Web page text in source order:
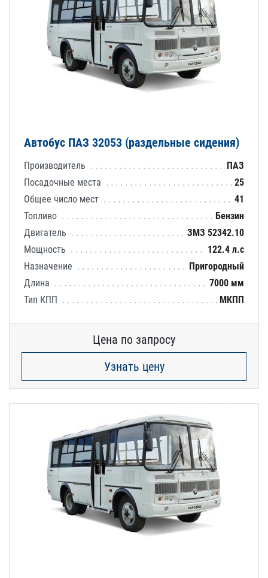
Автобус ПАЗ 32053 (раздельные сидения)
Производитель
ПАЗ
Посадочные места
25
Общее число мест
41
Топливо
Бензин
Двигатель
ЗМЗ 52342.10
Мощность
122.4 л.с
Назначение
Пригородный
Длина
7000 мм
Тип КПП
МКПП
Цена по запросу
Узнать цену